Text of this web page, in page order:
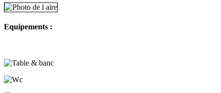
Equipements :